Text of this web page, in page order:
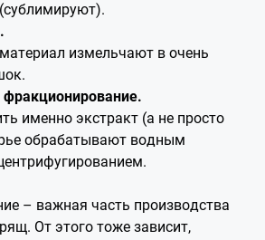
измельчают в очень
фракционирование.
именно экстракт (а не просто
обрабатывают водным
– важная часть производства
От этого тоже зависит,